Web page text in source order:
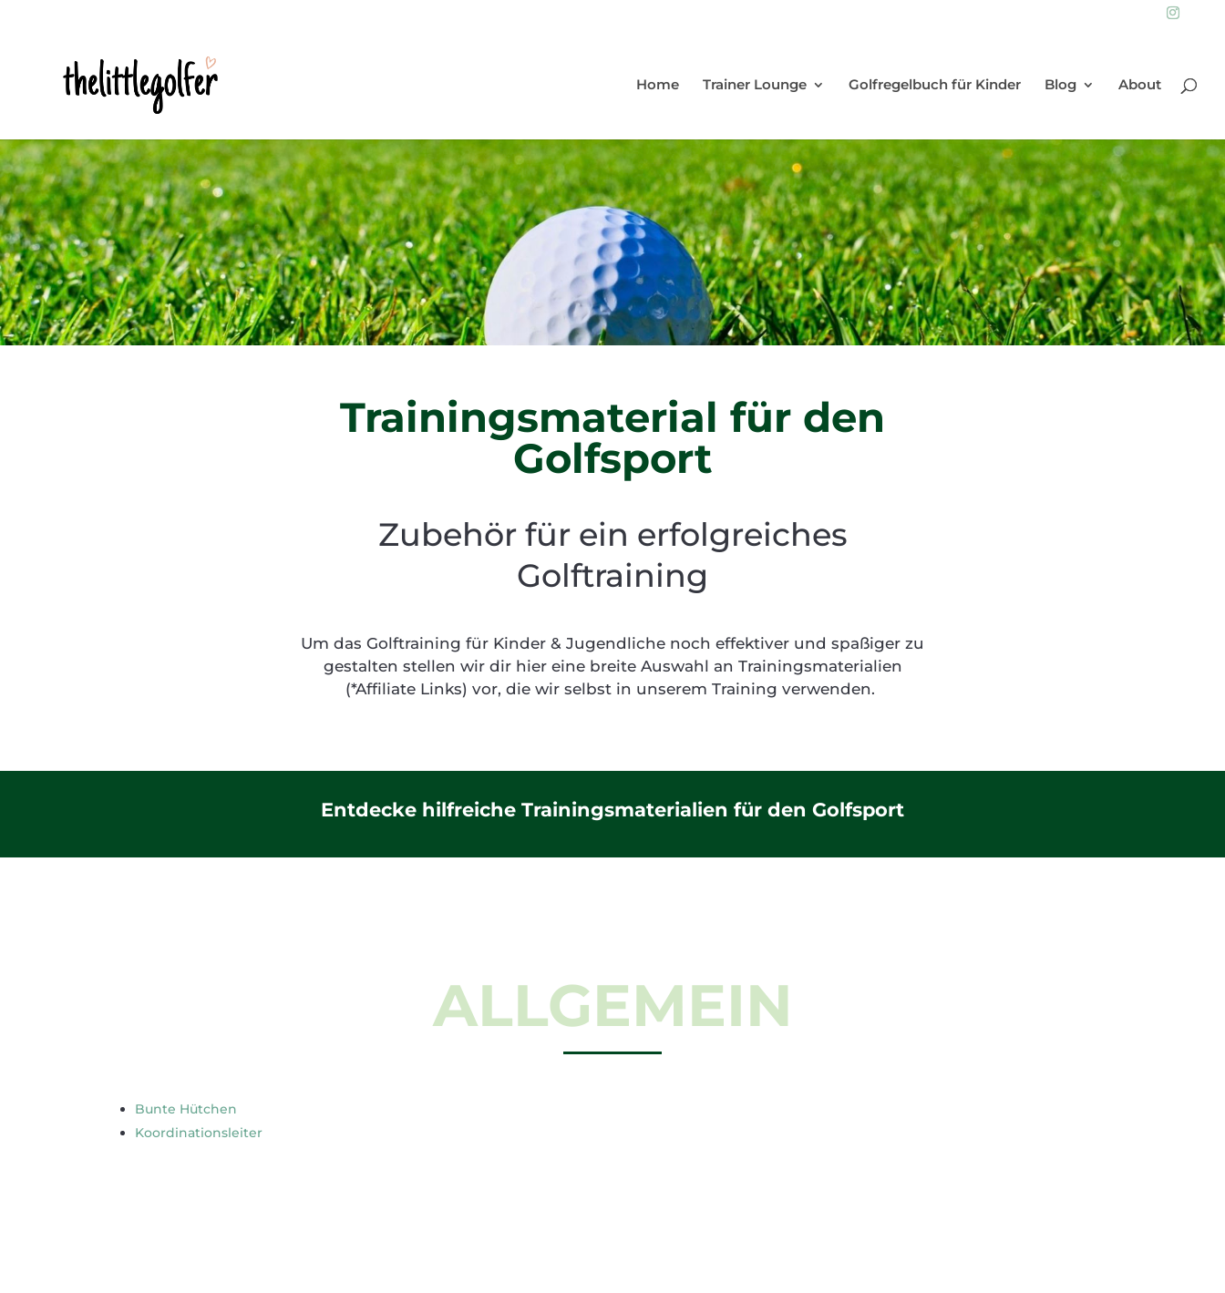
Home Trainer Lounge Golfregelbuch für Kinder Blog About
Trainingsmaterial für den
Golfsport
Zubehör für ein erfolgreiches
Golftraining
Um das Golftraining für Kinder & Jugendliche noch effektiver und spaßiger zu
gestalten stellen wir dir hier eine breite Auswahl an Trainingsmaterialien
(*Affiliate Links) vor, die wir selbst in unserem Training verwenden.
Entdecke hilfreiche Trainingsmaterialien für den Golfsport
ALLGEMEIN
Bunte Hütchen
Koordinationsleiter